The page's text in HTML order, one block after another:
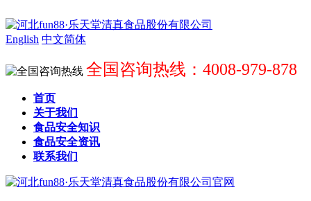
English 中文简体
全国咨询热线：4008-979-878
首页
关于我们
食品安全知识
食品安全资讯
联系我们